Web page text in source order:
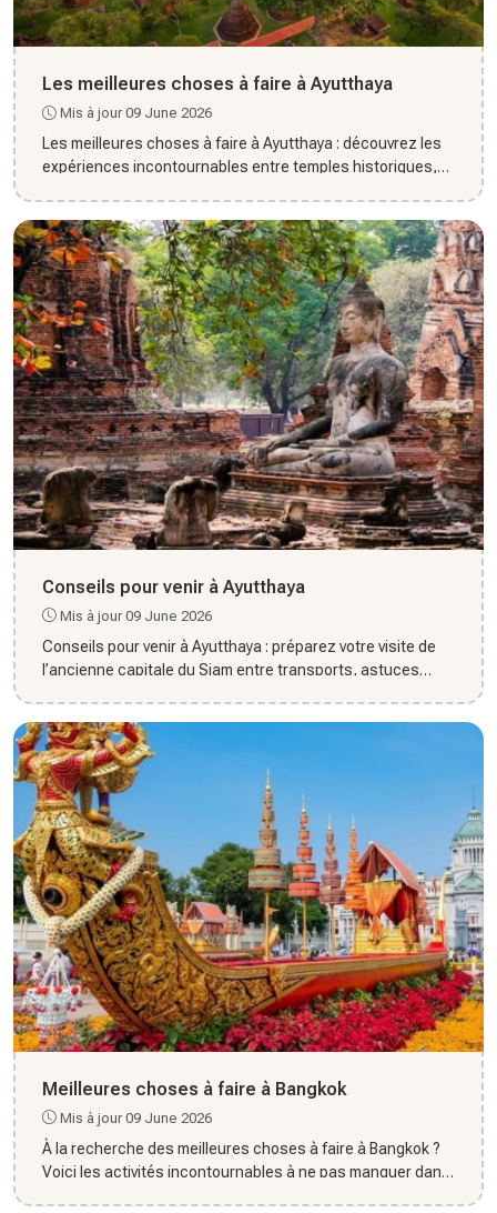
Les meilleures choses à faire à Ayutthaya
Mis à jour 09 June 2026
Les meilleures choses à faire à Ayutthaya : découvrez les
expériences incontournables entre temples historiques,
Conseils pour venir à Ayutthaya
Mis à jour 09 June 2026
Conseils pour venir à Ayutthaya : préparez votre visite de
l’ancienne capitale du Siam entre transports, astuces
Meilleures choses à faire à Bangkok
Mis à jour 09 June 2026
À la recherche des meilleures choses à faire à Bangkok ?
Voici les activités incontournables à ne pas manquer dans